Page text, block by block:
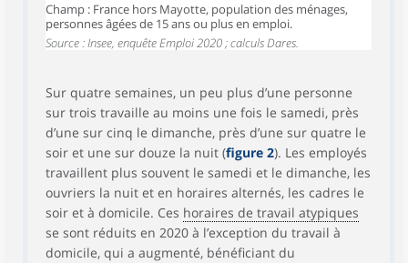
Champ : France hors Mayotte, population des ménages,
personnes âgées de 15 ans ou plus en emploi.
Source : Insee, enquête Emploi 2020 ; calculs Dares.
Sur quatre semaines, un peu plus d’une personne
sur trois travaille au moins une fois le samedi, près
d’une sur cinq le dimanche, près d’une sur quatre le
soir et une sur douze la nuit (figure 2). Les employés
travaillent plus souvent le samedi et le dimanche, les
ouvriers la nuit et en horaires alternés, les cadres le
soir et à domicile. Ces horaires de travail atypiques
se sont réduits en 2020 à l’exception du travail à
domicile, qui a augmenté, bénéficiant du